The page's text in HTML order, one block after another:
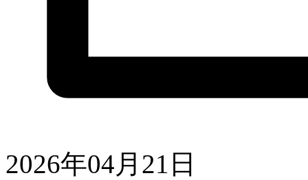
2026年04月21日